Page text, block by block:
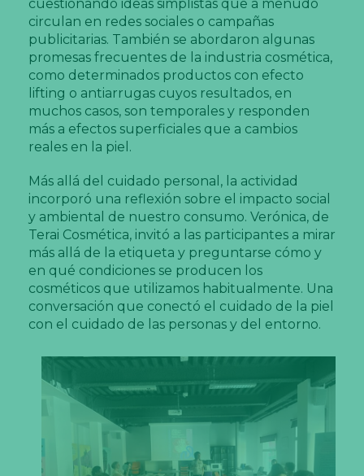
cuestionando ideas simplistas que a menudo
circulan en redes sociales o campañas
publicitarias. También se abordaron algunas
promesas frecuentes de la industria cosmética,
como determinados productos con efecto
lifting o antiarrugas cuyos resultados, en
muchos casos, son temporales y responden
más a efectos superficiales que a cambios
reales en la piel.
Más allá del cuidado personal, la actividad
incorporó una reflexión sobre el impacto social
y ambiental de nuestro consumo. Verónica, de
Terai Cosmética, invitó a las participantes a mirar
más allá de la etiqueta y preguntarse cómo y
en qué condiciones se producen los
cosméticos que utilizamos habitualmente. Una
conversación que conectó el cuidado de la piel
con el cuidado de las personas y del entorno.